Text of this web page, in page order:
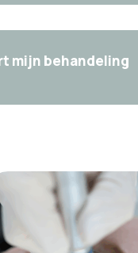
mijn behandeling